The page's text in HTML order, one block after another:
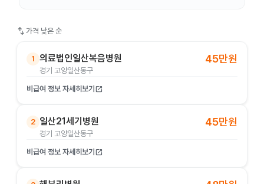
swap_vert 가격 낮은 순
1 의료법인일산복음병원
경기 고양일산동구
45만원
비급여 정보 자세히보기 open_in_new
2 일산21세기병원
경기 고양일산동구
45만원
비급여 정보 자세히보기 open_in_new